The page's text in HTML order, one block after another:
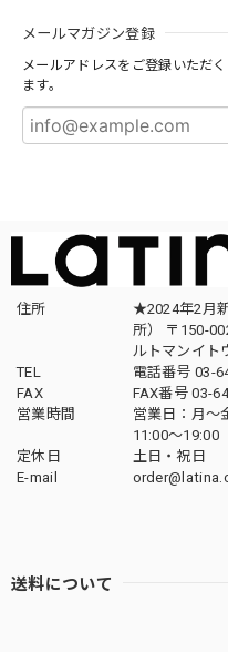
メールマガジン登録
メールアドレスをご登録いただ
ます。
住所
★2024年2月
所） 〒150-
ルトマンイト
TEL
電話番号 03-
FAX
FAX番号 03-
営業時間
営業日：月〜
11:00〜19:00
定休日
土日・祝日
E-mail
送料について